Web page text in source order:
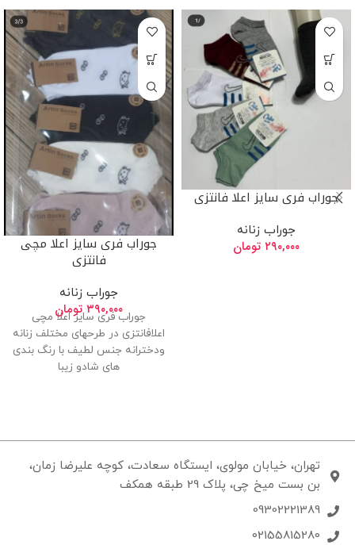
جوراب فری سایز اعلا فانتزی
جوراب زنانه
۲۹۰,۰۰۰ تومان جوراب فری سایز اعلا مچی
فانتزی
جوراب زنانه
۳۹۰,۰۰۰ تومان
جوراب فری سایز اعلا مچی
اعلافانتزی در طرحهای مختلف زنانه
ودخترانه جنس لطیف با رنگ بندی
های شادو زیبا
تهران، خیابان مولوی، ایستگاه سعادت، کوچه علیرضا زمان،
بن بست میخ چی، پلاک 29 طبقه همکف
09302221389
02155815280